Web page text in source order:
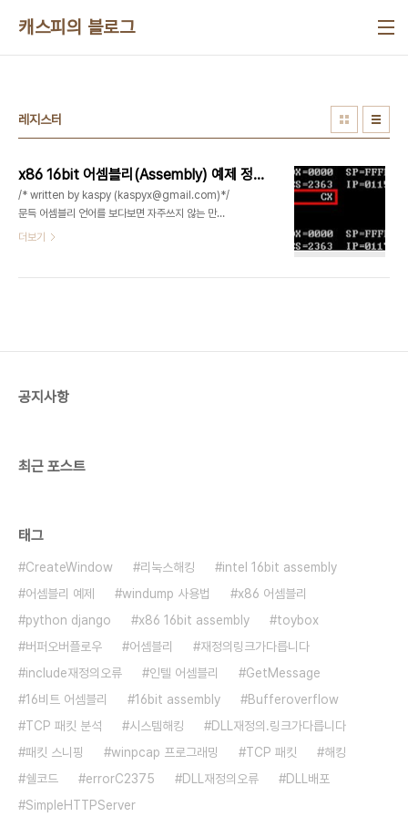
캐스피의 블로그
레지스터
x86 16bit 어셈블리(Assembly) 예제 정리 - 3
/* written by kaspy (kaspyx@gmail.com)*/
문득 어셈블리 언어를 보다보면 자주쓰지 않는 만큼
해깔릴수 있는것들이 많은것 같아서 정리해보았다.
f1cbwmov al,3cbw ;cbw는 al레지스터를 ax 로
더보기
공지사항
최근 포스트
태그
CreateWindow 리눅스해킹
intel 16bit assembly
어셈블리 예제
windump 사용법
x86 어셈블리
python django
x86 16bit assembly
toybox
버퍼오버플로우
어셈블리
재정의링크가다릅니다
include재정의오류
인텔 어셈블리
GetMessage
16비트 어셈블리
16bit assembly
Bufferoverflow
TCP 패킷 분석
시스템해킹
DLL재정의.링크가다릅니다
패킷 스니핑
winpcap 프로그래밍 TCP 패킷
해킹
쉘코드
errorC2375 DLL재정의오류
DLL배포
SimpleHTTPServer